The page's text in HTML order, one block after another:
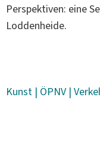
Perspektiven: eine
Loddenheide.
Kunst | ÖPNV |